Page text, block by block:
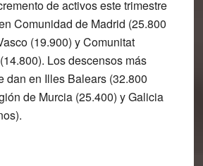
de activos este trimestre
Comunidad de Madrid (25.800
(19.900) y Comunitat
Los descensos más
dan en Illes Balears (32.800
de Murcia (25.400) y Galicia